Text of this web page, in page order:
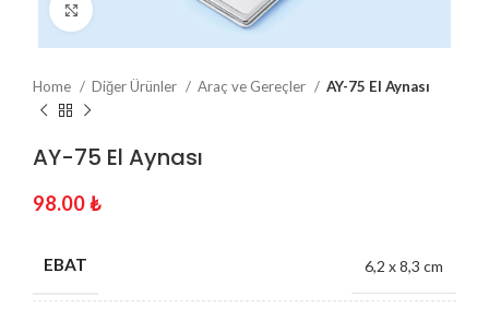
Home Diğer Ürünler Araç ve Gereçler AY-75 El Aynası
AY-75 El Aynası
98.00₺
EBAT 6,2 x 8,3 cm